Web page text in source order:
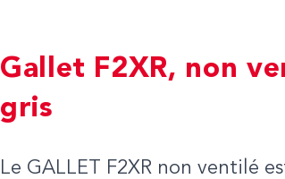
Gallet F2XR, non
gris
Le GALLET F2XR non ventilé